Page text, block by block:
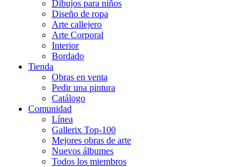
Dibujos para niños
Diseño de ropa
Arte callejero
Arte Corporal
Interior
Bordado
Tienda
Obras en venta
Pedir una pintura
Catálogo
Comunidad
Línea
Gallerix Top-100
Mejores obras de arte
Nuevos álbumes
Todos los miembros